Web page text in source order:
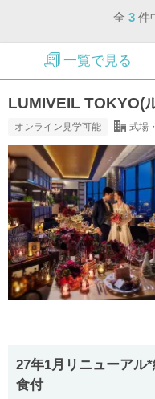
全 3 件
一覧で見る
LUMIVEIL TOKYO(
オンライン見学可能 式場
27年1月リニューアル
食付